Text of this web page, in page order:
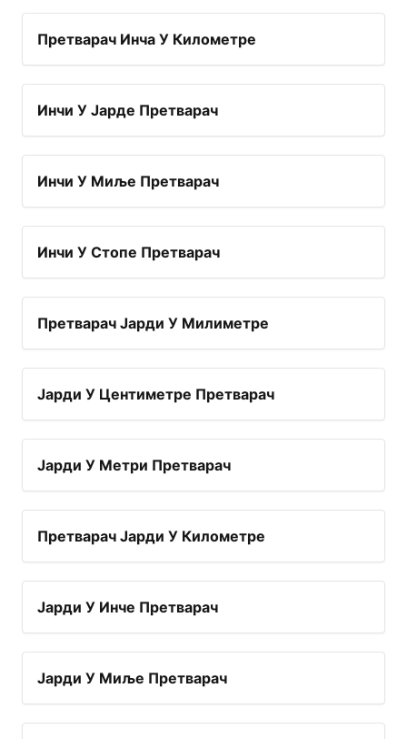
Претварач Инча У Километре
Инчи У Јарде Претварач
Инчи У Миље Претварач
Инчи У Стопе Претварач
Претварач Јарди У Милиметре
Јарди У Центиметре Претварач
Јарди У Метри Претварач
Претварач Јарди У Километре
Јарди У Инче Претварач
Јарди У Миље Претварач